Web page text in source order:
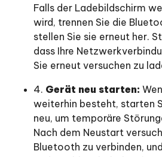
Falls der Ladebildschirm
wird, trennen Sie die
stellen Sie sie erneut her.
dass Ihre
Sie erneut versuchen zu
4. Gerät neu starten:
weiterhin besteht, starten
neu, um temporäre
Nach dem Neustart
Bluetooth zu verbinden,